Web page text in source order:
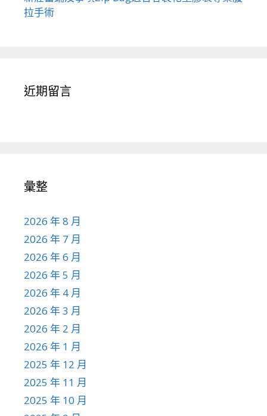
拉手術
近期留言
彙整
2026 年 8 月
2026 年 7 月
2026 年 6 月
2026 年 5 月
2026 年 4 月
2026 年 3 月
2026 年 2 月
2026 年 1 月
2025 年 12 月
2025 年 11 月
2025 年 10 月